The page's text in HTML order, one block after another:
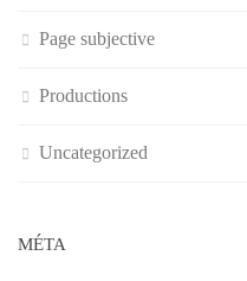
Page subjective
Productions
Uncategorized
MÉTA